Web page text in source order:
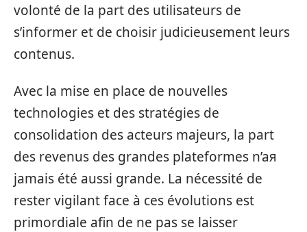
volonté de la part des utilisateurs de
s’informer et de choisir judicieusement leurs
contenus.
Avec la mise en place de nouvelles
technologies et des stratégies de
consolidation des acteurs majeurs, la part
des revenus des grandes plateformes n’aя
jamais été aussi grande. La nécessité de
rester vigilant face à ces évolutions est
primordiale afin de ne pas se laisser